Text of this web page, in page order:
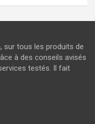
sur tous les produits de
à des conseils avisés
testés. Il fait